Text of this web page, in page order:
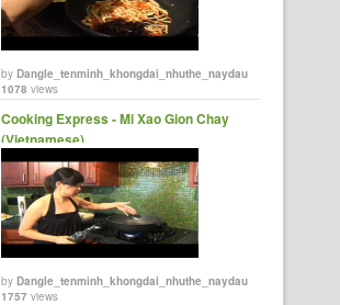
byDangle_tenminh_khongdai_nhuthe_naydau
1078 views
Cooking Express - Mi Xao Gion Chay
(Vietnamese)
byDangle_tenminh_khongdai_nhuthe_naydau
1757 views